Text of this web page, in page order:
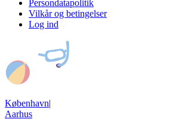
Persondatapolitik
Vilkår og betingelser
Log ind
København|
Aarhus